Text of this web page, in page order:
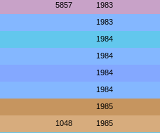
5857 1983
1983
1984
1984
1984
1984
1985
1048 1985